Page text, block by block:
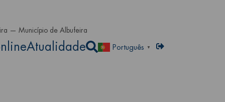
— Município de Albufeira
Atualidade Abrir a caixa de
Português ▼ Menu de utilizador
Entrar